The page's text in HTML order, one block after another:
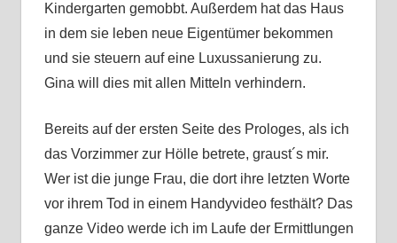
Kindergarten gemobbt. Außerdem hat das Haus
in dem sie leben neue Eigentümer bekommen
und sie steuern auf eine Luxussanierung zu.
Gina will dies mit allen Mitteln verhindern.
Bereits auf der ersten Seite des Prologes, als ich
das Vorzimmer zur Hölle betrete, graust´s mir.
Wer ist die junge Frau, die dort ihre letzten Worte
vor ihrem Tod in einem Handyvideo festhält? Das
ganze Video werde ich im Laufe der Ermittlungen